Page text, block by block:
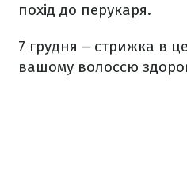
похід до перукаря.
7 грудня – стрижка в
вашому волоссю